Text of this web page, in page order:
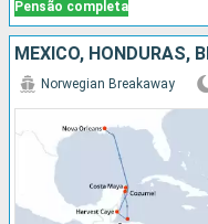
Pensão completa
Norwegian Breakaway